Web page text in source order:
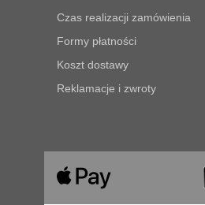
Czas realizacji zamówienia
Formy płatności
Koszt dostawy
Reklamacje i zwroty